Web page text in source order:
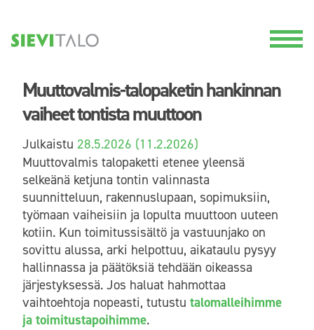
Muuttovalmis-talopaketin hankinnan
vaiheet tontista muuttoon
Julkaistu 28.5.2026 (11.2.2026)
Muuttovalmis talopaketti etenee yleensä
selkeänä ketjuna tontin valinnasta
suunnitteluun, rakennuslupaan, sopimuksiin,
työmaan vaiheisiin ja lopulta muuttoon uuteen
kotiin. Kun toimitussisältö ja vastuunjako on
sovittu alussa, arki helpottuu, aikataulu pysyy
hallinnassa ja päätöksiä tehdään oikeassa
järjestyksessä. Jos haluat hahmottaa
vaihtoehtoja nopeasti, tutustu talomalleihimme
ja toimitustapoihimme.